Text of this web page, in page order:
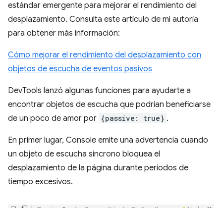
estándar emergente para mejorar el rendimiento del
desplazamiento. Consulta este artículo de mi autoría
para obtener más información:
Cómo mejorar el rendimiento del desplazamiento con
objetos de escucha de eventos pasivos
DevTools lanzó algunas funciones para ayudarte a
encontrar objetos de escucha que podrían beneficiarse
de un poco de amor por {passive: true} .
En primer lugar, Console emite una advertencia cuando
un objeto de escucha síncrono bloquea el
desplazamiento de la página durante períodos de
tiempo excesivos.